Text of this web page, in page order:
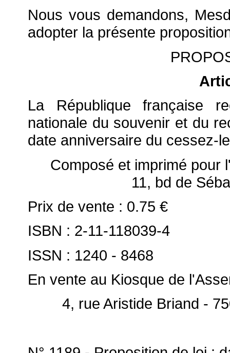
Nous vous demandons,
adopter la présente
La République française
nationale du souvenir et du
date anniversaire du cessez-
Composé et imprimé pour
11, bd de
Prix de vente : 0.75 €
ISBN : 2-11-118039-4
ISSN : 1240 - 8468
En vente au Kiosque de
4, rue Aristide Briand -